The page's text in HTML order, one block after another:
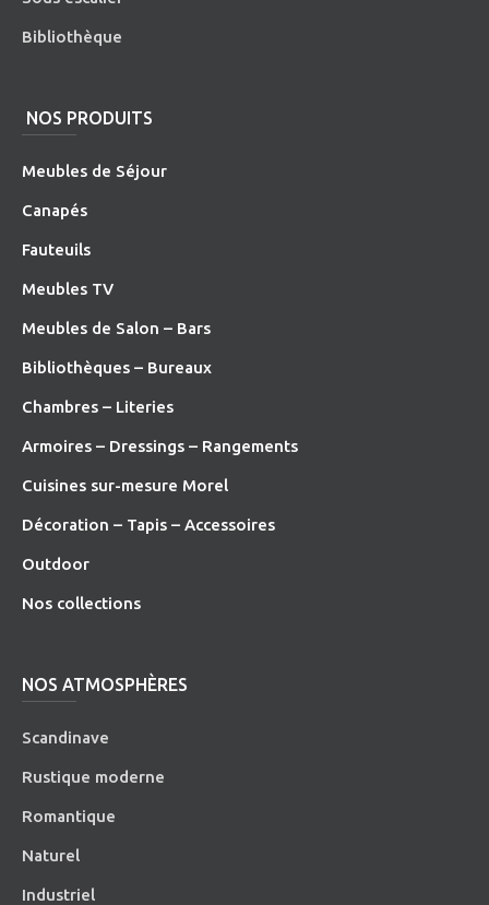
Bibliothèque
NOS PRODUITS
Meubles de Séjour
Canapés
Fauteuils
Meubles TV
Meubles de Salon – Bars
Bibliothèques – Bureaux
Chambres – Literies
Armoires – Dressings – Rangements
Cuisines sur-mesure Morel
Décoration – Tapis – Accessoires
Outdoor
Nos collections
NOS ATMOSPHÈRES
Scandinave
Rustique moderne
Romantique
Naturel
Industriel